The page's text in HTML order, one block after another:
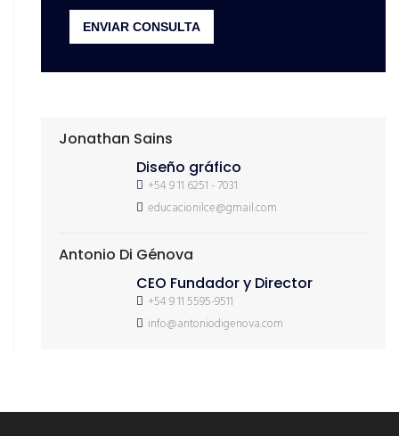
ENVIAR CONSULTA
Jonathan Sains
Diseño gráfico
+54 9 11 6251 - 7031
educacionilce@gmail.com
Antonio Di Génova
CEO Fundador y Director
+54 9 11 5595-9511
info@antoniodigenova.com